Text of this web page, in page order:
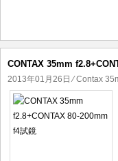
CONTAX 35mm
2013年01月26日 ⁄Contax